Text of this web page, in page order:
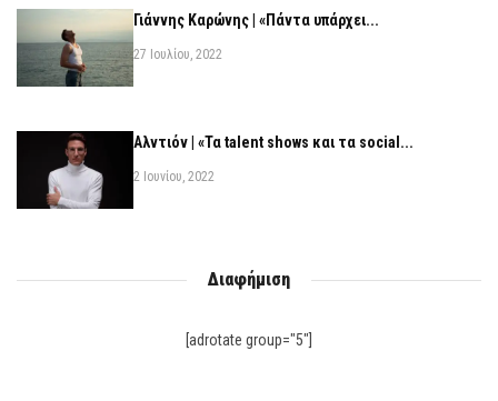
Γιάννης Καρώνης | «Πάντα υπάρχει...
27 Ιουλίου, 2022
Αλντιόν | «Τα talent shows και τα social...
2 Ιουνίου, 2022
Διαφήμιση
[adrotate group="5"]